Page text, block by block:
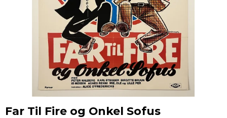
Far Til Fire og Onkel Sofus